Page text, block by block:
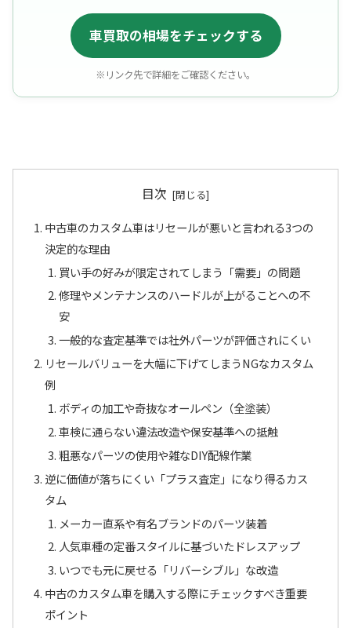
車買取の相場をチェックする
※リンク先で詳細をご確認ください。
目次
中古車のカスタム車はリセールが悪いと言われる3つの
決定的な理由
買い手の好みが限定されてしまう「需要」の問題
修理やメンテナンスのハードルが上がることへの不
安
一般的な査定基準では社外パーツが評価されにくい
リセールバリューを大幅に下げてしまうNGなカスタム
例
ボディの加工や奇抜なオールペン（全塗装）
車検に通らない違法改造や保安基準への抵触
粗悪なパーツの使用や雑なDIY配線作業
逆に価値が落ちにくい「プラス査定」になり得るカス
タム
メーカー直系や有名ブランドのパーツ装着
人気車種の定番スタイルに基づいたドレスアップ
いつでも元に戻せる「リバーシブル」な改造
中古のカスタム車を購入する際にチェックすべき重要
ポイント